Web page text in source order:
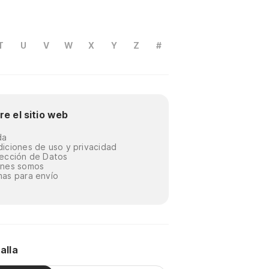
U V W X Y Z #
el sitio web
de uso y privacidad
de Datos
somos
para envío